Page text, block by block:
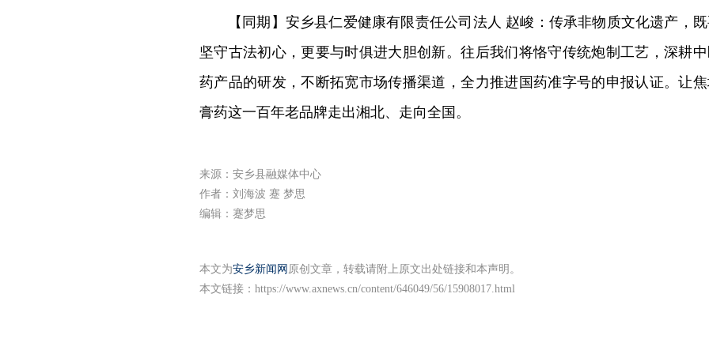
【同期】安乡县仁爱健康有限责任公司法人 赵峻：传承非物质文化遗产 ，
坚守古法初心，更要与时俱进大胆创新。往后我们将恪守传统炮制工艺，深耕
药产品的研发，不断拓宽市场传播渠道，全力推进国药准字号的申报认证。让
膏药这一百年老品牌走出湘北、走向全国。
来源：安乡县融媒体中心
作者：​刘海波 蹇 梦思
编辑：蹇梦思
本文为安乡新闻网 原创文章，转载请附上原文出处链接和本声明。
本文链接： https://www.axnews.cn/content/646049/56/15908017.html